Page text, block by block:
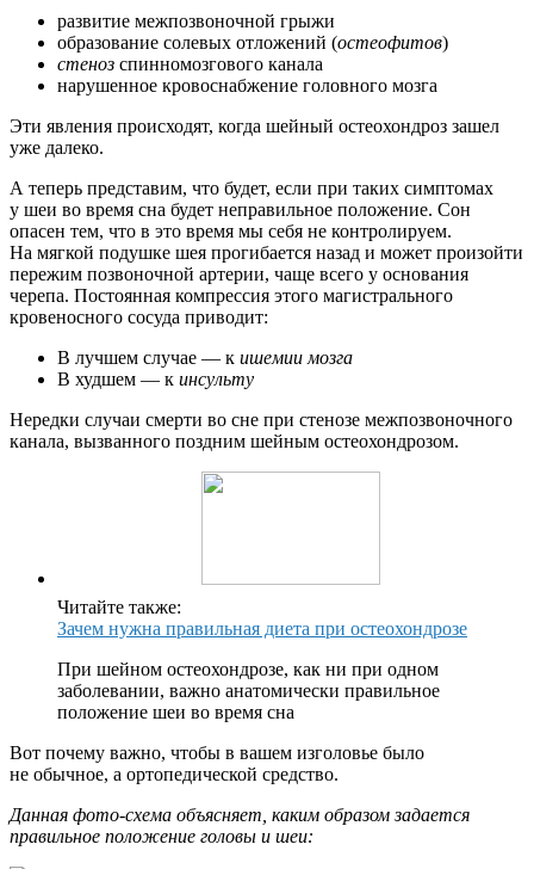
развитие межпозвоночной грыжи
образование солевых отложений (остеофитов)
стеноз спинномозгового канала
нарушенное кровоснабжение головного мозга
Эти явления происходят, когда шейный остеохондроз зашел
уже далеко.
А теперь представим, что будет, если при таких симптомах
у шеи во время сна будет неправильное положение. Сон
опасен тем, что в это время мы себя не контролируем.
На мягкой подушке шея прогибается назад и может произойти
пережим позвоночной артерии, чаще всего у основания
черепа. Постоянная компрессия этого магистрального
кровеносного сосуда приводит:
В лучшем случае — к ишемии мозга
В худшем — к инсульту
Нередки случаи смерти во сне при стенозе межпозвоночного
канала, вызванного поздним шейным остеохондрозом.
Читайте также:
Зачем нужна правильная диета при остеохондрозе
При шейном остеохондрозе, как ни при одном
заболевании, важно анатомически правильное
положение шеи во время сна
Вот почему важно, чтобы в вашем изголовье было
не обычное, а ортопедической средство.
Данная фото-схема объясняет, каким образом задается
правильное положение головы и шеи: